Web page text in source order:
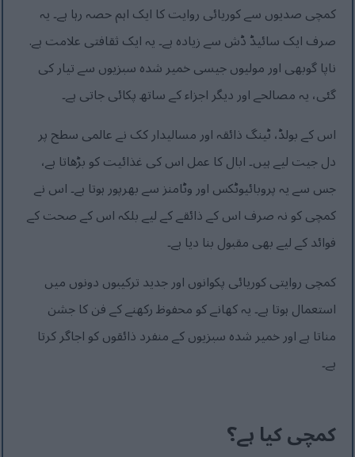
کمچی صدیوں سے کوریائی روایت کا ایک اہم حصہ رہا ہے۔ یہ
صرف ایک سائیڈ ڈش سے زیادہ ہے۔ یہ ایک ثقافتی علامت ہے.
ناپا گوبھی اور مولیوں جیسی خمیر شدہ سبزیوں سے تیار کی
گئی، یہ مصالحے اور دیگر اجزاء کے ساتھ پکائی جاتی ہے۔
اس کے بولڈ، ٹینگ ذائقہ اور مسالیدار کک نے عالمی سطح پر
دل جیت لیے ہیں۔ ابال کا عمل اس کی غذائیت کو بڑھاتا ہے،
جس سے یہ پروبائیوٹکس اور وٹامنز سے بھرپور ہوتا ہے۔ اس نے
کمچی کو نہ صرف اس کے ذائقے کے لیے بلکہ اس کے صحت کے
فوائد کے لیے بھی مقبول بنا دیا ہے۔
کمچی روایتی کوریائی پکوانوں اور جدید ترکیبوں دونوں میں
استعمال ہوتا ہے۔ یہ کھانے کو محفوظ رکھنے کے فن کا جشن
مناتا ہے اور خمیر شدہ سبزیوں کے منفرد ذائقوں کو اجاگر کرتا
ہے۔
کمچی کیا ہے؟